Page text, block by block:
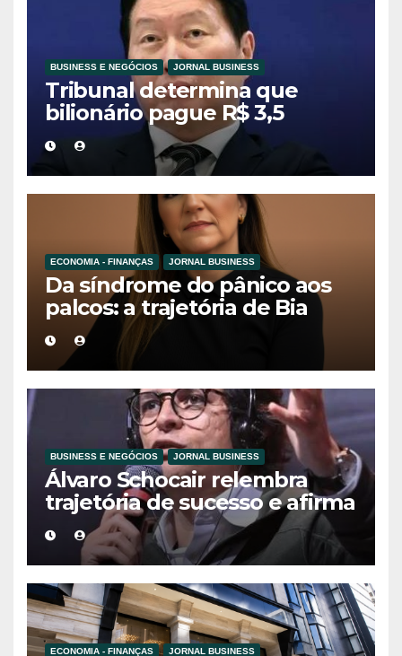
BUSINESS E NEGÓCIOS JORNAL BUSINESS
Tribunal determina que
bilionário pague R$ 3,5
bilhões à ex-esposa em
divórcio histórico na Coreia
do Sul
ECONOMIA - FINANÇAS JORNAL BUSINESS
Da síndrome do pânico aos
palcos: a trajetória de Bia
Holmes inspira uma nova
geração de mulheres líderes
BUSINESS E NEGÓCIOS JORNAL BUSINESS
Álvaro Schocair relembra
trajetória de sucesso e afirma
que propósito é o novo
motor do
empreendedorismo
ECONOMIA - FINANÇAS JORNAL BUSINESS